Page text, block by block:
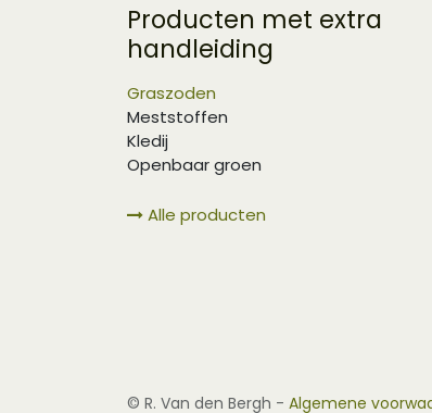
Producten met extra
handleiding
Graszoden
Meststoffen
Kledij
Openbaar groen
Alle producten
© R. Van den Bergh - Algemene